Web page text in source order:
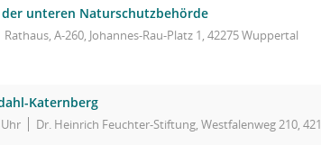
unteren Naturschutzbehörde
Rathaus, A-260, Johannes-Rau-Platz 1, 42275 Wuppertal
Katernberg
Dr. Heinrich Feuchter-Stiftung, Westfalenweg 210,